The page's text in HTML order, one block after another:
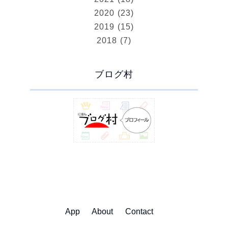
2020 (23)
2019 (15)
2018 (7)
ブログ村
App About Contact